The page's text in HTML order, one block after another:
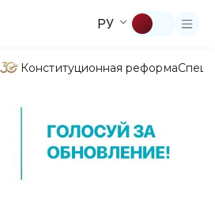
РУ
Конституционная реформа